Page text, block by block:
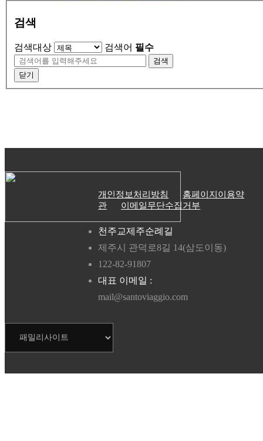
검색
검색대상 검색어 필수
검색
닫기
개인정보처리방침
홈페이지이용약
관
이메일무단수집거부
천주교제주순례길
제주시 관덕로8길 14(삼도이동)
122-82-91807
대표 이메일 :
mail@santoviaggio.com